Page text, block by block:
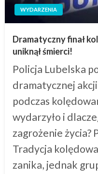
WYDARZENIA
Dramatyczny finał
uniknął śmierci!
Policja Lubelska
dramatycznej
podczas
wydarzyło i
zagrożenie
Tradycja
zanika, jednak